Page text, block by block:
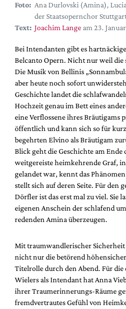
Festival-Planer
Hefte
Alle Hefte
Leseproben
Podcast
Service
Shop / Abo
Newsletter
Redaktion
Autor:innen
Partner
Mediadaten
Suche
Foto: Ana Durlovski (Amina),
der Staatsopernchor
Text: Joachim Lange am 23.
Bei Intendanten gibt es
Belcanto Opern. Nicht nur weil die
Die Musik von Bellinis
aber heute noch sofort
Geschichte landet die
Hochzeit genau im Bett eines
eine Verflossene ihres Bräutigams
öffentlich und kann sich so für
begehrten Elvino als Bräutigam
Blick geht die Geschichte am Ende
weitgereiste heimkehrende Graf,
gelandet war, kennt das
stellt sich auf deren Seite. Für den
Dörfler ist das erst mal zu viel. Sie
eigenen Anschein der schlafend
redenden Amina überzeugen.
Mit traumwandlerischer
nicht nur die betörend
Titelrolle durch den Abend. Für die
Wielers als Intendant hat Anna
ihrer Traumerinnerungs-Räume
fremdvertrautes Gefühl von